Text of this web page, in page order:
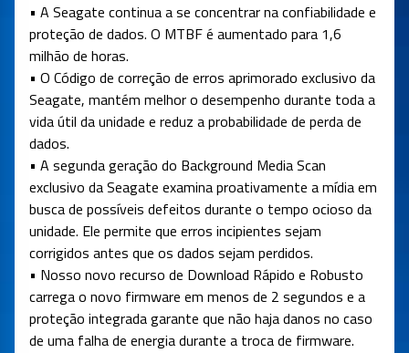
• A Seagate continua a se concentrar na confiabilidade e
proteção de dados. O MTBF é aumentado para 1,6
milhão de horas.
• O Código de correção de erros aprimorado exclusivo da
Seagate, mantém melhor o desempenho durante toda a
vida útil da unidade e reduz a probabilidade de perda de
dados.
• A segunda geração do Background Media Scan
exclusivo da Seagate examina proativamente a mídia em
busca de possíveis defeitos durante o tempo ocioso da
unidade. Ele permite que erros incipientes sejam
corrigidos antes que os dados sejam perdidos.
• Nosso novo recurso de Download Rápido e Robusto
carrega o novo firmware em menos de 2 segundos e a
proteção integrada garante que não haja danos no caso
de uma falha de energia durante a troca de firmware.